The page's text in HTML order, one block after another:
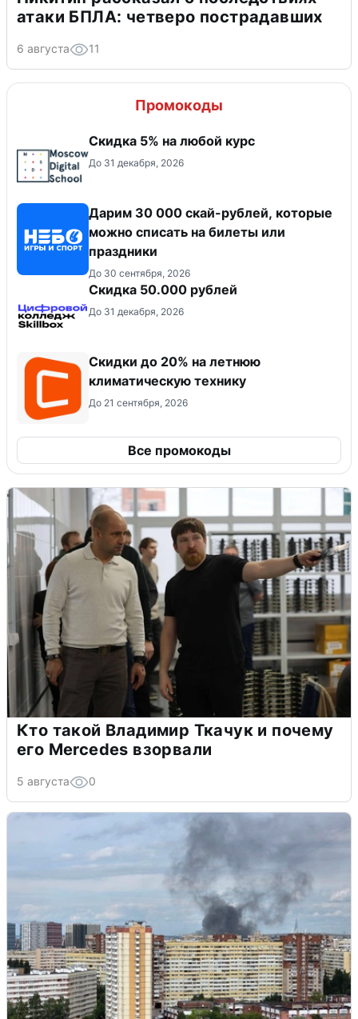
атаки БПЛА: четверо пострадавших
6 августа 11
Промокоды
Скидка 5% на любой курс
До 31 декабря, 2026
Дарим 30 000 скай-рублей, которые
можно списать на билеты или
праздники
До 30 сентября, 2026
Скидка 50.000 рублей
До 31 декабря, 2026
Скидки до 20% на летнюю
климатическую технику
До 21 сентября, 2026
Все промокоды
Кто такой Владимир Ткачук и почему
его Mercedes взорвали
5 августа 0